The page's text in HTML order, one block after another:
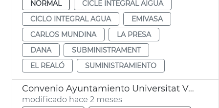
NORMAL
CICLE INTEGRAL AIGUA
CICLO INTEGRAL AGUA
EMIVASA
CARLOS MUNDINA
LA PRESA
DANA
SUBMINISTRAMENT
EL REALÓ
SUMINISTRAMIENTO
Convenio Ayuntamiento Universitat València Cátedra Mesval
modificado hace 2 meses